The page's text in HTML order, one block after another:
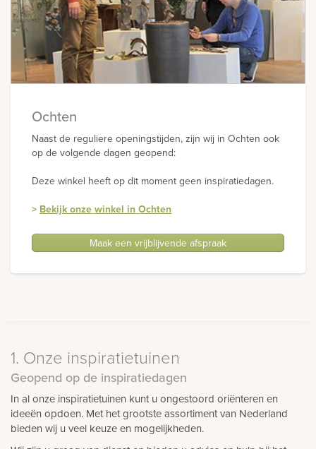
Ochten
Naast de reguliere openingstijden, zijn wij in Ochten ook
op de volgende dagen geopend:
Deze winkel heeft op dit moment geen inspiratiedagen.
> Bekijk onze winkel in Ochten
Maak een vrijblijvende afspraak
1. Onze inspiratietuinen
Geopend op de inspiratiedagen
In al onze inspiratietuinen kunt u ongestoord oriënteren en
ideeën opdoen. Met het grootste assortiment van Nederland
bieden wij u veel keuze en mogelijkheden.